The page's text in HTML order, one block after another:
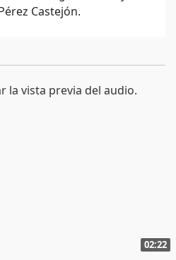
Castejón.
02:22